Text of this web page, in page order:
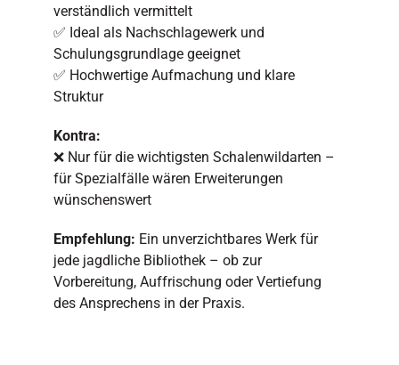
verständlich vermittelt
✅ Ideal als Nachschlagewerk und
Schulungsgrundlage geeignet
✅ Hochwertige Aufmachung und klare
Struktur
Kontra:
❌ Nur für die wichtigsten Schalenwildarten –
für Spezialfälle wären Erweiterungen
wünschenswert
Empfehlung: Ein unverzichtbares Werk für
jede jagdliche Bibliothek – ob zur
Vorbereitung, Auffrischung oder Vertiefung
des Ansprechens in der Praxis.